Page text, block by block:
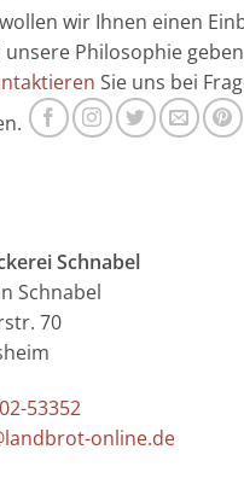
wir Ihnen einen
Philosophie
Sie uns bei
Schnabel
Schnabel
70
53352
online.de